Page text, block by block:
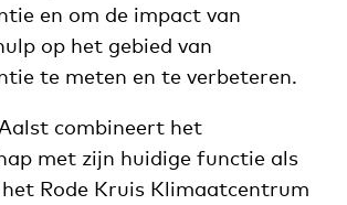
en om de impact van
op het gebied van
te meten en te verbeteren.
combineert het
met zijn huidige functie als
Rode Kruis Klimaatcentrum